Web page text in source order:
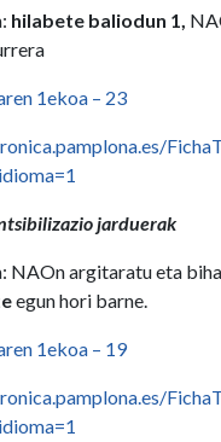
hilabete baliodun 1,
1ekoa – 23
jarduerak
NAOn argitaratu eta
egun hori barne.
1ekoa – 19